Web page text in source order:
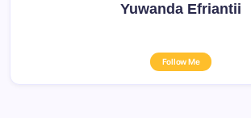
Yuwanda Efriantii
Follow Me